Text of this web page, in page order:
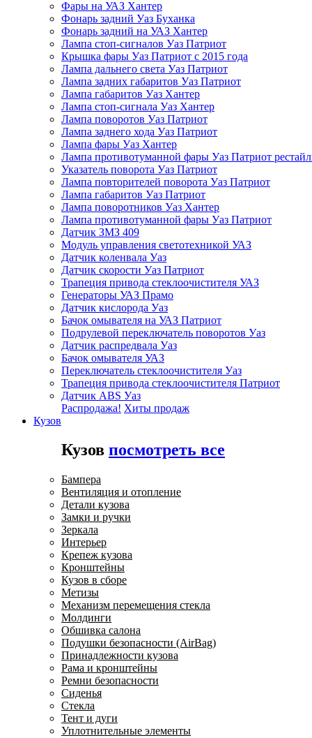
Фары на УАЗ Хантер
Фонарь задний Уаз Буханка
Фонарь задний на УАЗ Хантер
Лампа стоп-сигналов Уаз Патриот
Крышка фары Уаз Патриот с 2015 года
Лампа дальнего света Уаз Патриот
Лампа задних габаритов Уаз Патриот
Лампа габаритов Уаз Хантер
Лампа стоп-сигнала Уаз Хантер
Лампа поворотов Уаз Патриот
Лампа заднего хода Уаз Патриот
Лампа фары Уаз Хантер
Лампа противотуманной фары Уаз Патриот
Указатель поворота Уаз Патриот
Лампа повторителей поворота Уаз Патриот
Лампа габаритов Уаз Патриот
Лампа поворотников Уаз Хантер
Лампа противотуманной фары Уаз Патриот
Датчик ЗМЗ 409
Модуль управления светотехникой УАЗ
Датчик коленвала Уаз
Датчик скорости Уаз Патриот
Трапеция привода стеклоочистителя УАЗ
Генераторы УАЗ Прамо
Датчик кислорода Уаз
Бачок омывателя на УАЗ Патриот
Подрулевой переключатель поворотов Уаз
Датчик распредвала Уаз
Бачок омывателя УАЗ
Переключатель стеклоочистителя Уаз
Трапеция привода стеклоочистителя Патриот
Датчик ABS Уаз
Распродажа! Хиты продаж
Кузов
Кузов посмотреть все
Бампера
Вентиляция и отопление
Детали кузова
Замки и ручки
Зеркала
Интерьер
Крепеж кузова
Кронштейны
Кузов в сборе
Метизы
Механизм перемещения стекла
Молдинги
Обшивка салона
Подушки безопасности (AirBag)
Принадлежности кузова
Рама и кронштейны
Ремни безопасности
Сиденья
Стекла
Тент и дуги
Уплотнительные элементы